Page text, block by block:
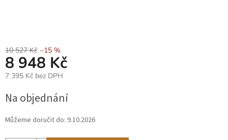
10 527 Kč –15 %
8 948 Kč
7 395 Kč bez DPH
cena:
Na objednání
Můžeme doručit do: 9.10.2026